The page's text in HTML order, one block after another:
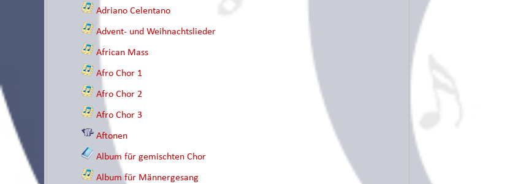
Adriano Celentano
Advent- und Weihnachtslieder
African Mass
Afro Chor 1
Afro Chor 2
Afro Chor 3
Aftonen
Album für gemischten Chor
Album für Männergesang